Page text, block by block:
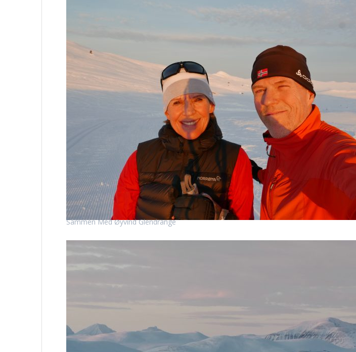
Sammen Med Øyvind Glendrange